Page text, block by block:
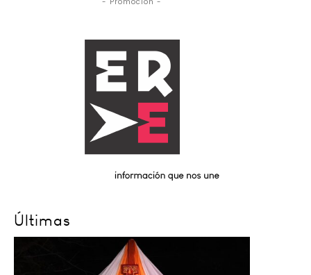
Últimas